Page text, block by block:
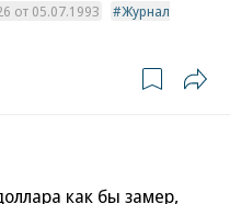
от 05.07.1993
Журнал
как бы замер,